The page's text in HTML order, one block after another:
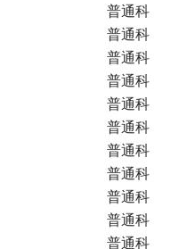
普通科
普通科
普通科
普通科
普通科
普通科
普通科
普通科
普通科
普通科
普通科